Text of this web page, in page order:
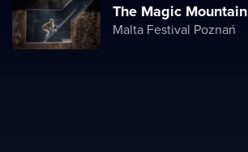
The Magic Mountain
Malta Festival Poznań